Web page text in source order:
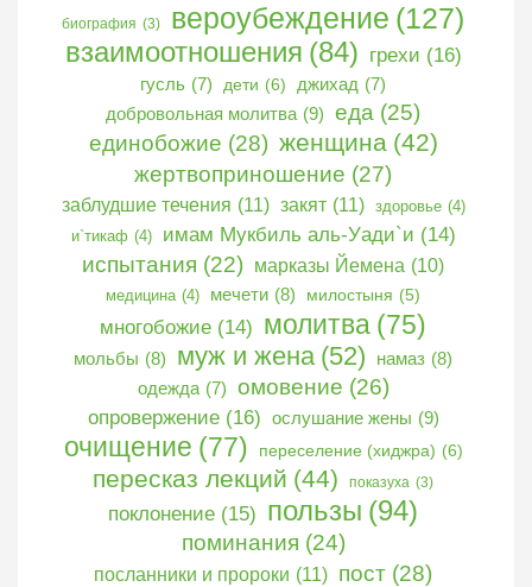
биография (3) вероубеждение (127)
взаимоотношения (84) грехи (16)
гусль (7) дети (6) джихад (7)
добровольная молитва (9) еда (25)
единобожие (28) женщина (42)
жертвоприношение (27)
заблудшие течения (11) закят (11) здоровье (4)
и`тикаф (4) имам Мукбиль аль-Уади`и (14)
испытания (22) марказы Йемена (10)
медицина (4) мечети (8) милостыня (5)
многобожие (14) молитва (75)
мольбы (8) муж и жена (52) намаз (8)
одежда (7) омовение (26)
опровержение (16) ослушание жены (9)
очищение (77) переселение (хиджра) (6)
пересказ лекций (44) показуха (3)
поклонение (15) пользы (94)
поминания (24)
посланники и пророки (11) пост (28)